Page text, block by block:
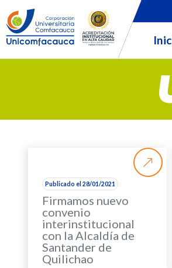
Publicado el 28/01/2021
Firmamos nuevo
convenio
interinstitucional
con la Alcaldía de
Santander de
Quilichao